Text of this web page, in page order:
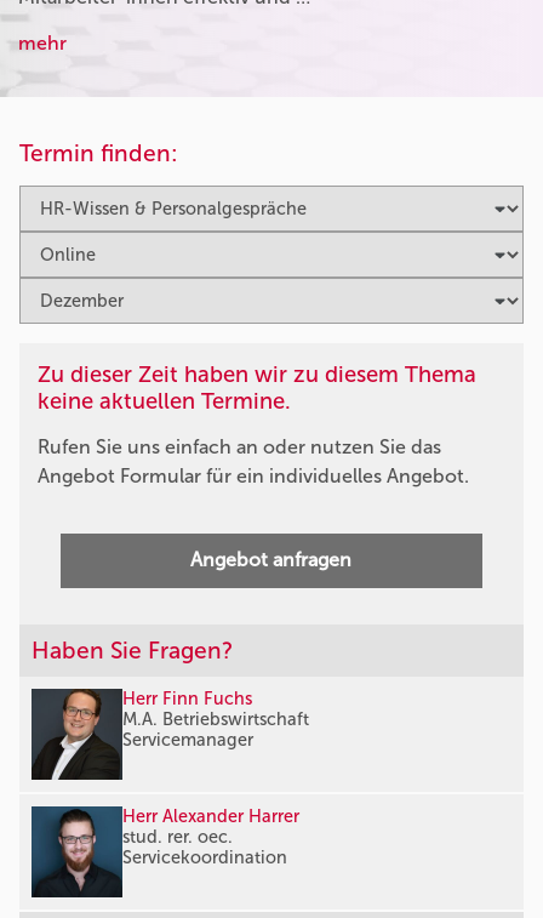
mehr
Termin finden:
Zu dieser Zeit haben wir zu diesem Thema
keine aktuellen Termine.
Rufen Sie uns einfach an oder nutzen Sie das
Angebot Formular für ein individuelles Angebot.
Angebot anfragen
Haben Sie Fragen?
Herr Finn Fuchs
M.A. Betriebswirtschaft
Servicemanager
Herr Alexander Harrer
stud. rer. oec.
Servicekoordination